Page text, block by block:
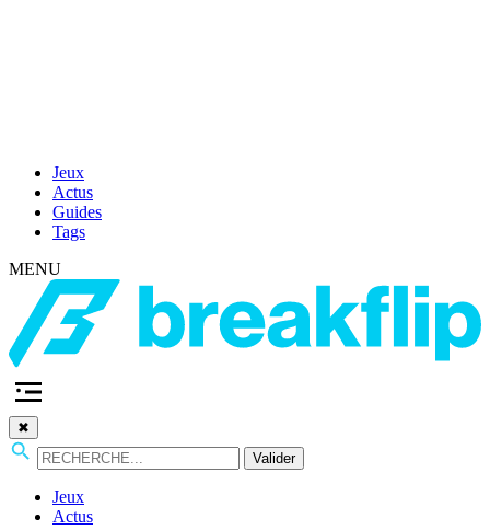
Jeux
Actus
Guides
Tags
MENU
✖
Valider
Jeux
Actus